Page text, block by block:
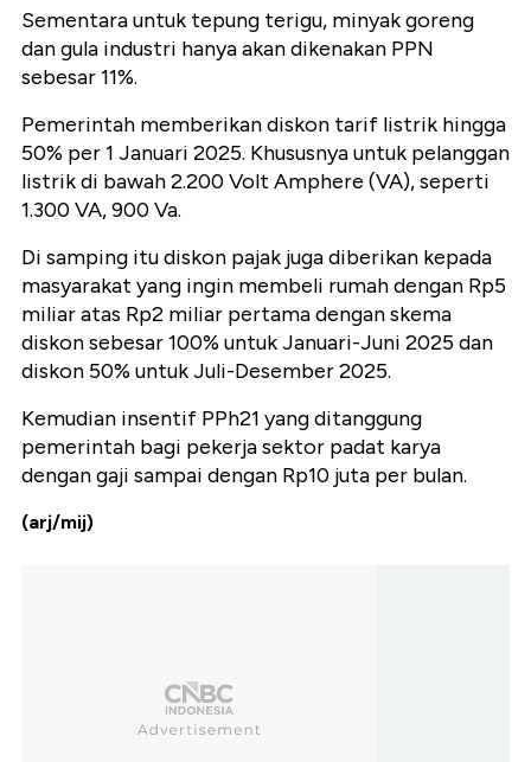
Sementara untuk tepung terigu, minyak goreng
dan gula industri hanya akan dikenakan PPN
sebesar 11%.
Pemerintah memberikan diskon tarif listrik hingga
50% per 1 Januari 2025. Khususnya untuk pelanggan
listrik di bawah 2.200 Volt Amphere (VA), seperti
1.300 VA, 900 Va.
Di samping itu diskon pajak juga diberikan kepada
masyarakat yang ingin membeli rumah dengan Rp5
miliar atas Rp2 miliar pertama dengan skema
diskon sebesar 100% untuk Januari-Juni 2025 dan
diskon 50% untuk Juli-Desember 2025.
Kemudian insentif PPh21 yang ditanggung
pemerintah bagi pekerja sektor padat karya
dengan gaji sampai dengan Rp10 juta per bulan.
(arj/mij)